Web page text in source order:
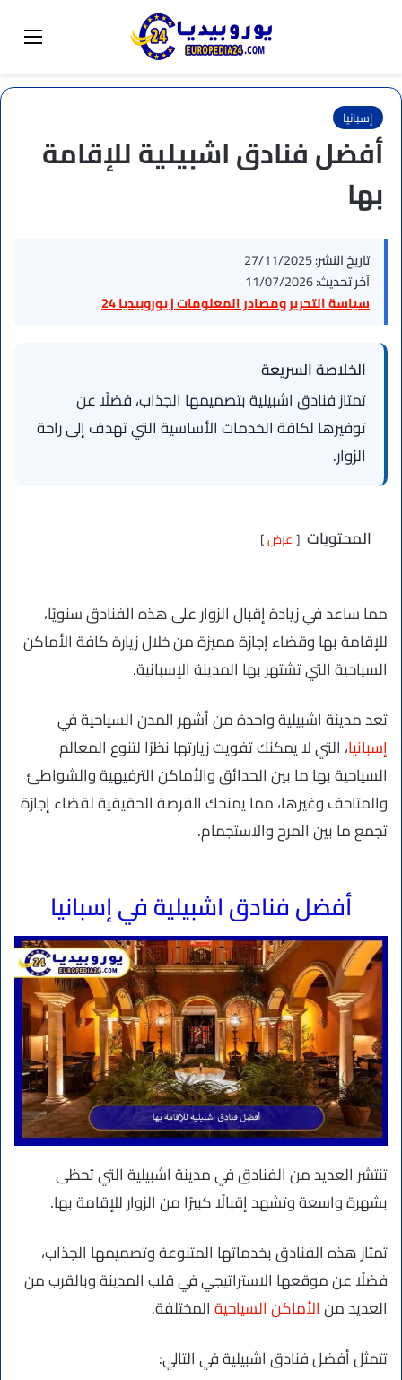
تبديل المظهر
إسبانيا
أفضل فنادق اشبيلية للإقامة
بها
تاريخ النشر:27/11/2025
آخر تحديث:11/07/2026
سياسة التحرير ومصادر المعلومات | يوروبيديا 24
الخلاصة السريعة
تمتاز فنادق اشبيلية بتصميمها الجذاب، فضلًا عن
توفيرها لكافة الخدمات الأساسية التي تهدف إلى راحة
الزوار.
المحتويات عرض
مما ساعد في زيادة إقبال الزوار على هذه الفنادق سنويًا،
للإقامة بها وقضاء إجازة مميزة من خلال زيارة كافة الأماكن
السياحية التي تشتهر بها المدينة الإسبانية.
تعد مدينة اشبيلية واحدة من أشهر المدن السياحية في
إسبانيا، التي لا يمكنك تفويت زيارتها نظرًا لتنوع المعالم
السياحية بها ما بين الحدائق والأماكن الترفيهية والشواطئ
والمتاحف وغيرها، مما يمنحك الفرصة الحقيقية لقضاء إجازة
تجمع ما بين المرح والاستجمام.
أفضل فنادق اشبيلية في إسبانيا
تنتشر العديد من الفنادق في مدينة اشبيلية التي تحظى
بشهرة واسعة وتشهد إقبالًا كبيرًا من الزوار للإقامة بها.
تمتاز هذه الفنادق بخدماتها المتنوعة وتصميمها الجذاب،
فضلًا عن موقعها الاستراتيجي في قلب المدينة وبالقرب من
العديد منالأماكن السياحيةالمختلفة.
تتمثل أفضل فنادق اشبيلية في التالي: